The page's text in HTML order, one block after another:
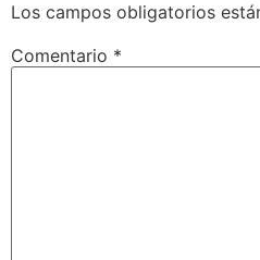
Los campos obligatorios
Comentario *